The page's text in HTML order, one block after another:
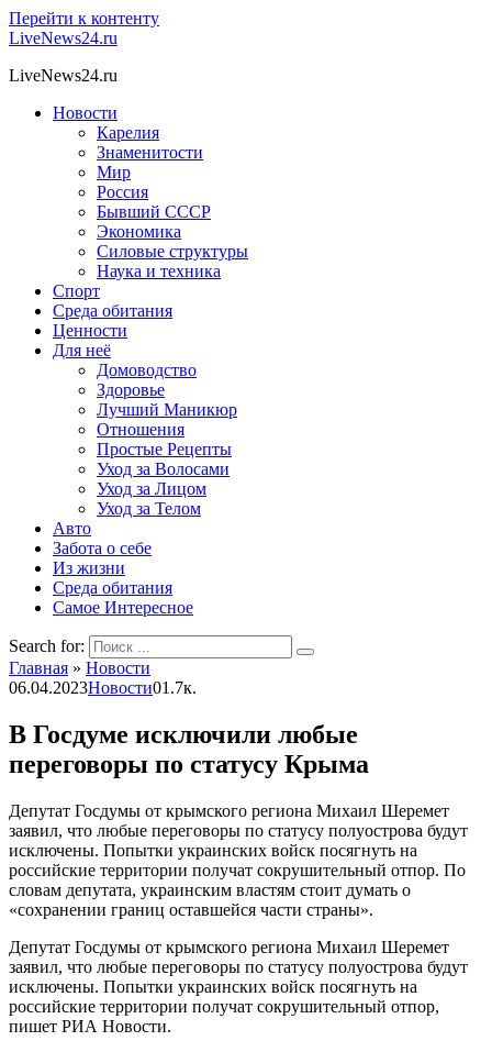
Перейти к контенту
LiveNews24.ru
LiveNews24.ru
Новости
Карелия
Знаменитости
Мир
Россия
Бывший СССР
Экономика
Силовые структуры
Наука и техника
Спорт
Среда обитания
Ценности
Для неё
Домоводство
Здоровье
Лучший Маникюр
Отношения
Простые Рецепты
Уход за Волосами
Уход за Лицом
Уход за Телом
Авто
Забота о себе
Из жизни
Среда обитания
Самое Интересное
Search for:
Главная » Новости
06.04.2023Новости01.7к.
В Госдуме исключили любые
переговоры по статусу Крыма
Депутат Госдумы от крымского региона Михаил Шеремет
заявил, что любые переговоры по статусу полуострова будут
исключены. Попытки украинских войск посягнуть на
российские территории получат сокрушительный отпор. По
словам депутата, украинским властям стоит думать о
«сохранении границ оставшейся части страны».
Депутат Госдумы от крымского региона Михаил Шеремет
заявил, что любые переговоры по статусу полуострова будут
исключены. Попытки украинских войск посягнуть на
российские территории получат сокрушительный отпор,
пишет РИА Новости.